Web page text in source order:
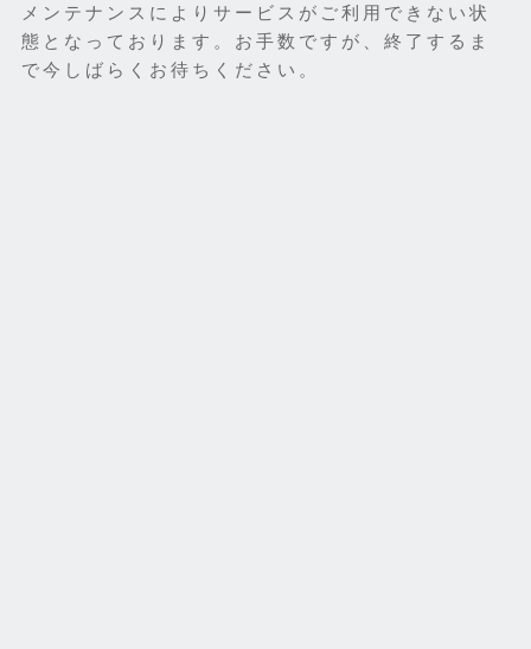
メンテナンスによりサービスがご利用できない状
態となっております。お手数ですが、終了するま
で今しばらくお待ちください。